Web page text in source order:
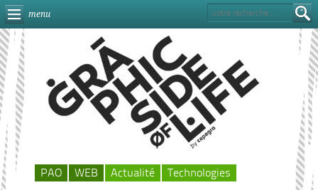
menu
PAO WEB Actualité Technologies